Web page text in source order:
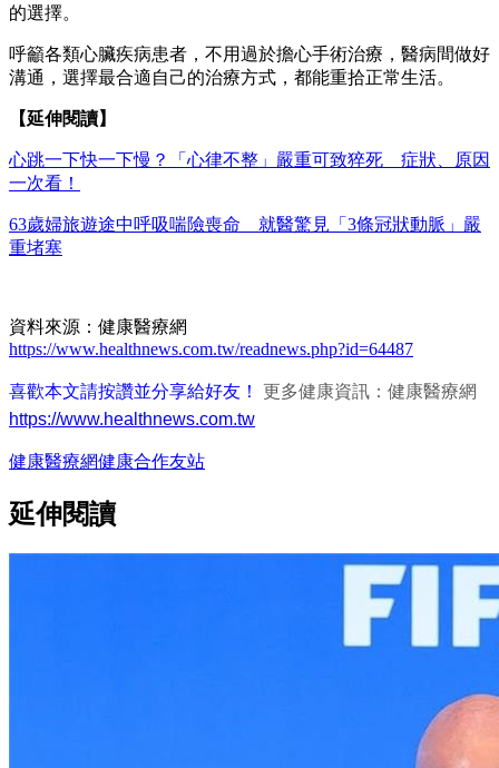
的選擇。
呼籲各類心臟疾病患者，不用過於擔心手術治療，醫病間做好
溝通，選擇最合適自己的治療方式，都能重拾正常生活。
【延伸閱讀】
心跳一下快一下慢？「心律不整」嚴重可致猝死 症狀、原因
一次看！
63歲婦旅遊途中呼吸喘險喪命 就醫驚見「3條冠狀動脈」嚴
重堵塞
資料來源：健康醫療網
https://www.healthnews.com.tw/readnews.php?id=64487
喜歡本文請按讚並分享給好友！
更多健康資訊：健康醫療網
https://www.healthnews.com.tw
健康醫療網健康合作友站
延伸閱讀